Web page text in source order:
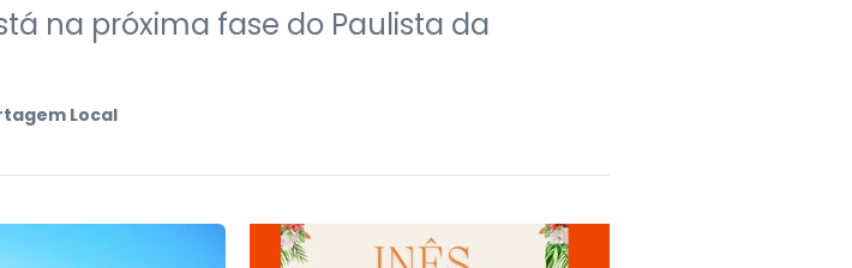
na próxima fase do Paulista da
Local